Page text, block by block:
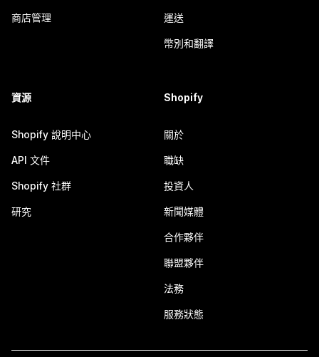
商店管理 運送
幣別和翻譯
資源
Shopify 說明中心
API 文件
Shopify 社群
研究
Shopify
關於
職缺
投資人
新聞媒體
合作夥伴
聯盟夥伴
法務
服務狀態